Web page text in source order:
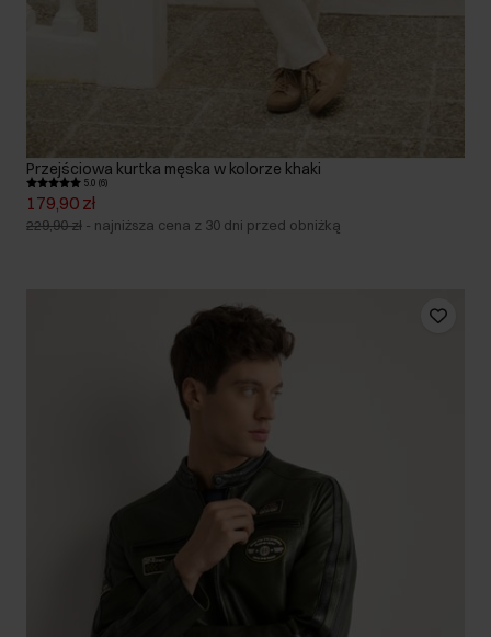
Przejściowa kurtka męska w kolorze khaki
5.0 (6)
179,90 zł
229,90 zł - najniższa cena z 30 dni przed obniżką